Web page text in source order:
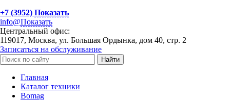
+7 (3952) Показать
info@Показать
Центральный офис:
119017, Москва, ул. Большая Ордынка, дом 40, стр. 2
Записаться на обслуживание
Найти
Главная
Каталог техники
Bomag